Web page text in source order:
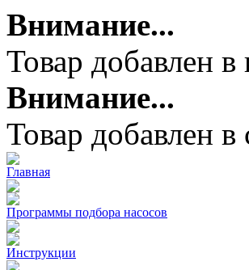
Внимание...
Товар добавлен в
Внимание...
Товар добавлен в
Главная
Программы подбора насосов
Инструкции